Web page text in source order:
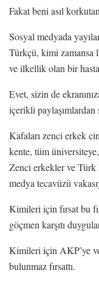
Fakat beni asıl
Sosyal medyada
Türkçü, kimi zamansa
ve ilkellik olan bir
Evet, sizin de
içerikli paylaşımlardan
Kafaları zenci erkek
kente, tüm
Zenci erkekler ve Türk
medya tecavüzü
Kimileri için fırsat bu
göçmen karşıtı
Kimileri için AKP’ye
bulunmaz fırsattı.